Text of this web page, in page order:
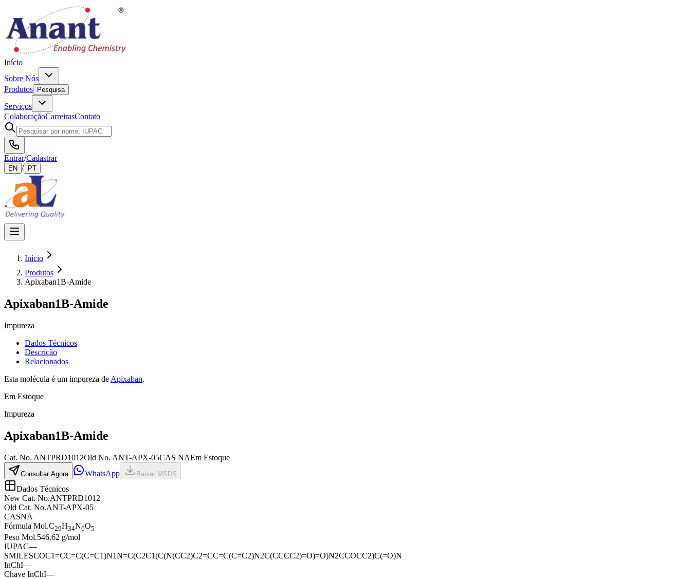
Início
Sobre Nós
Produtos
Pesquisa
Serviços
ColaboraçãoCarreirasContato
Entrar/Cadastrar
EN / PT
Início
Produtos
Apixaban1B-Amide
Apixaban1B-Amide
Impureza
Dados Técnicos
Descrição
Relacionados
Esta molécula é um impureza de Apixaban.
Em Estoque
Impureza
Apixaban1B-Amide
Cat. No. ANTPRD1012Old No. ANT-APX-05CAS NAEm Estoque
Consultar Agora WhatsApp Baixar MSDS
Dados Técnicos
New Cat. No.ANTPRD1012
Old Cat. No.ANT-APX-05
CASNA
Fórmula Mol.C29H34N6O5
Peso Mol.546.62 g/mol
IUPAC—
SMILESCOC1=CC=C(C=C1)N1N=C(C2C1(C(N(CC2)C2=CC=C(C=C2)N2C(CCCC2)=O)=O)N2CCOCC2)C(=O)N
InChI—
Chave InChI—